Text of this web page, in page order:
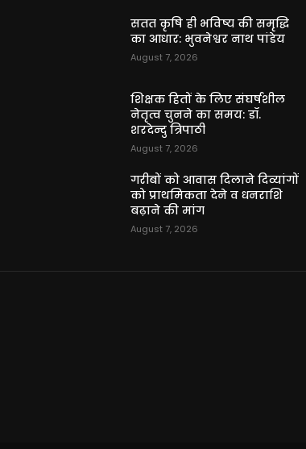
सतत कृषि ही भविष्य की समृद्धि
का आधार: भुवनेश्वर नाथ पांडेय
August 7, 2026
शिक्षक हितों के लिए संघर्षशील
नेतृत्व चुनने का समय: डॉ.
शरदेन्दु त्रिपाठी
August 7, 2026
गरीबों को आवास दिलाने दिव्यांगों
को प्राथमिकता देने व धनराशि
बढ़ाने की मांग
August 7, 2026